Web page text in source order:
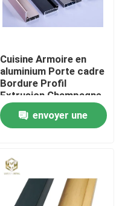
Cuisine Armoire en
aluminium Porte cadre
Bordure Profil
Extrusion Champagne
Anodisation
envoyer une